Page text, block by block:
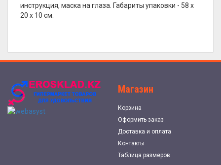
инструкция, маска на глаза. Габариты упаковки - 58 х
20 х 10 см.
Магазин
Корзина
Оформить заказ
Доставка и оплата
Контакты
Таблица размеров